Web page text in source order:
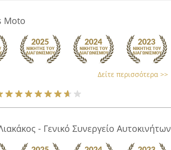
Moto
Δείτε περισσότερα >>
- Γενικό Συνεργείο Αυτοκινήτων